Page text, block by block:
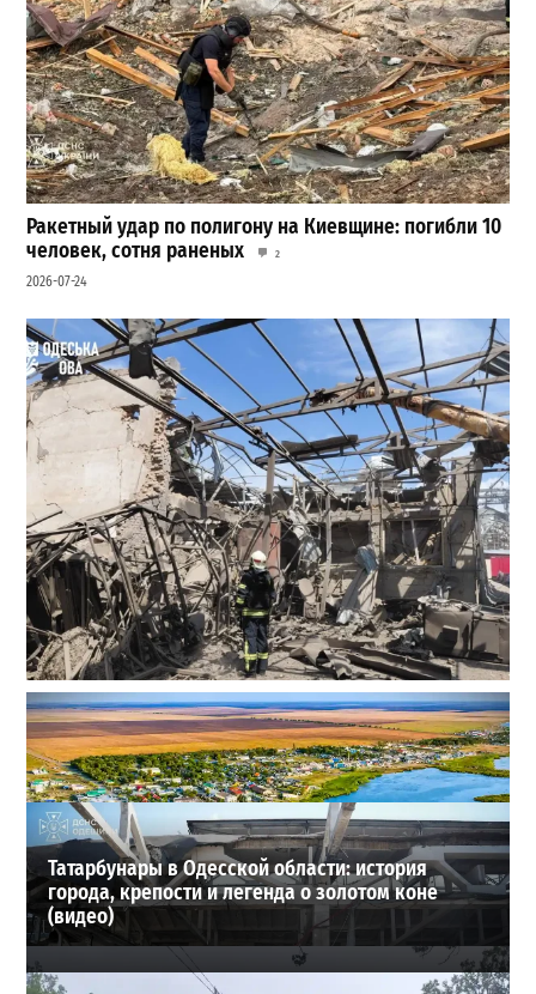
Ракетный удар по полигону на Киевщине: погибли 10
человек, сотня раненых
2
2026-07-24
В Одессе выросло число пострадавших после атаки
реактивных дронов (фото)
2
2026-07-24
ВИБОР РЕДАКЦИИ
Татарбунары в Одесской области: история
города, крепости и легенда о золотом коне
(видео)